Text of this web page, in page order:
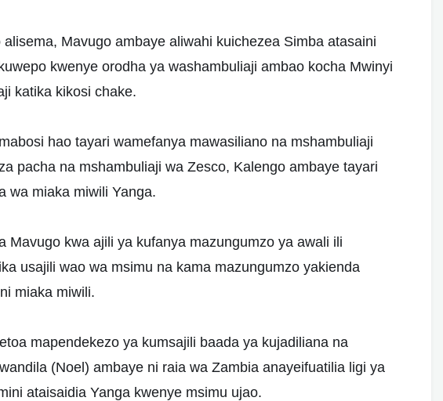
Mavugo ambaye aliwahi kuichezea Simba atasaini
kwenye orodha ya washambuliaji ambao kocha Mwinyi
katika kikosi chake.
hao tayari wamefanya mawasiliano na mshambuliaji
pacha na mshambuliaji wa Zesco, Kalengo ambaye tayari
wa miaka miwili Yanga.
Mavugo kwa ajili ya kufanya mazungumzo ya awali ili
usajili wao wa msimu na kama mazungumzo yakienda
miaka miwili.
mapendekezo ya kumsajili baada ya kujadiliana na
(Noel) ambaye ni raia wa Zambia anayeifuatilia ligi ya
ataisaidia Yanga kwenye msimu ujao.